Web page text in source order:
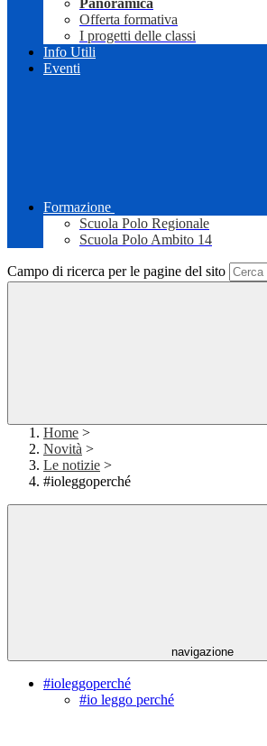
Panoramica
Offerta formativa
I progetti delle classi
Info Utili
Eventi
Formazione
Scuola Polo Regionale
Scuola Polo Ambito 14
Campo di ricerca per le pagine del sito
Home >
Novità >
Le notizie >
#ioleggoperché
navigazione
#ioleggoperché
#io leggo perché